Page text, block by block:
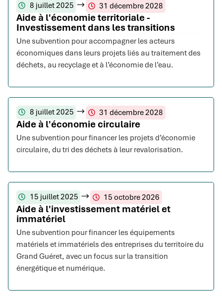
8 juillet 2025 31 décembre 2028
Aide à l'économie territoriale -
Investissement dans les transitions
Une subvention pour accompagner les acteurs
économiques dans leurs projets liés au traitement des
déchets, au recyclage et à l’économie de l’eau.
8 juillet 2025 31 décembre 2028
Aide à l'économie circulaire
Une subvention pour financer les projets d’économie
circulaire, du tri des déchets à leur revalorisation.
15 juillet 2025 15 octobre 2026
Aide à l'investissement matériel et
immatériel
Une subvention pour financer les équipements
matériels et immatériels des entreprises du territoire du
Grand Guéret, avec un focus sur la transition
énergétique et numérique.